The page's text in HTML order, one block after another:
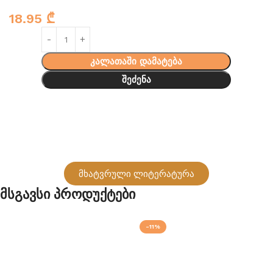
18.95 ₾
კალათაში დამატება
შეძენა
მხატვრული ლიტერატურა
Მსგავსი Პროდუქტები
-11%